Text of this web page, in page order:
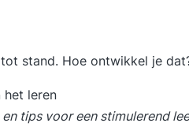
stand. Hoe ontwikkel je
het leren
tips voor een stimulerend